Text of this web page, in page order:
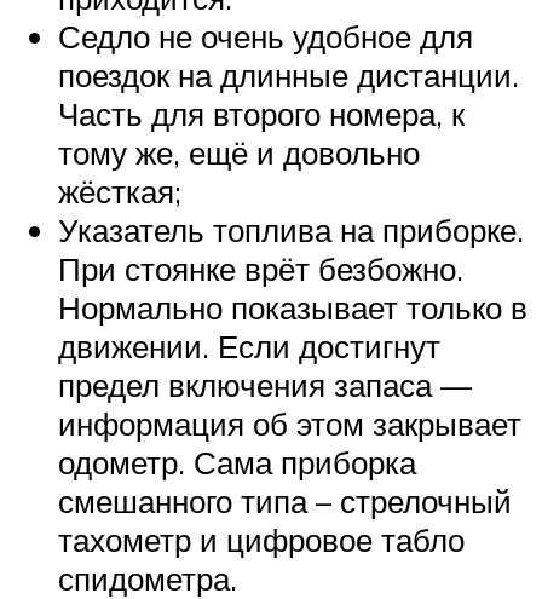
Седло не очень удобное для
поездок на длинные дистанции.
Часть для второго номера, к
тому же, ещё и довольно
жёсткая;
Указатель топлива на приборке.
При стоянке врёт безбожно.
Нормально показывает только в
движении. Если достигнут
предел включения запаса —
информация об этом закрывает
одометр. Сама приборка
смешанного типа – стрелочный
тахометр и цифровое табло
спидометра.